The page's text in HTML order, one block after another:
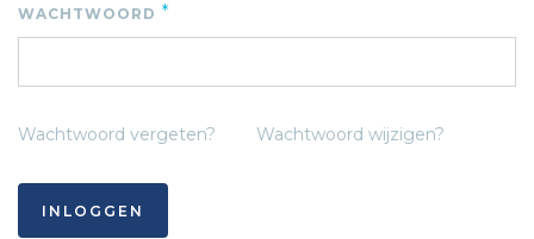
WACHTWOORD *
Wachtwoord vergeten? Wachtwoord wijzigen?
INLOGGEN